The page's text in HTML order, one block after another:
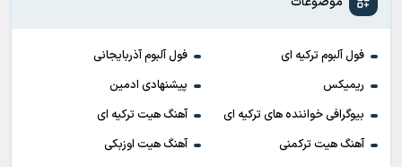
فول آلبوم ترکیه ای
فول آلبوم آذربایجانی
ریمیکس
پیشنهادی ادمین
بیوگرافی خواننده های ترکیه ای
آهنگ هیت ترکیه ای
آهنگ هیت ترکمنی
آهنگ هیت اوزبکی